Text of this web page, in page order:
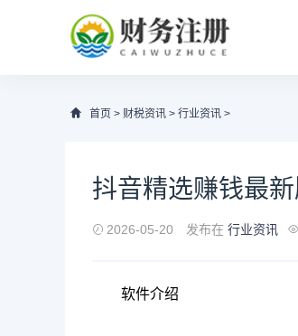
首页 > 财税资讯 > 行业资讯 >
抖音精选赚钱最
2026-05-20 发布在 行业资讯
软件介绍